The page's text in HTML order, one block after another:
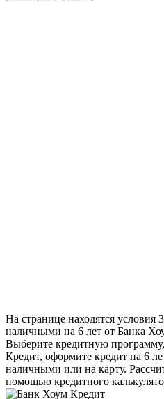
На странице находятся условия
наличными на 6 лет от Банка
Выберите кредитную
Кредит, оформите кредит на 6
наличными или на карту.
помощью кредитного